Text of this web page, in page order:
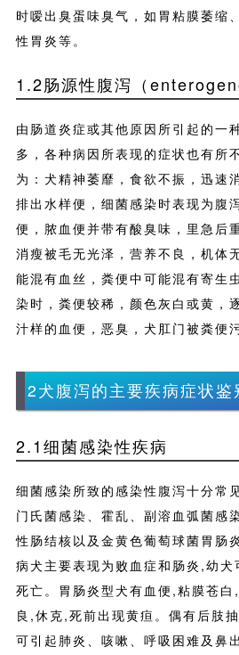
时嗳出臭蛋味臭气，如胃粘膜萎缩
性胃炎等。
1.2肠源性腹泻（
由肠道炎症或其他原因所引起的一
多，各种病因所表现的症状也有所
为：犬精神萎靡，食欲不振，迅速
排出水样便，细菌感染时表现为腹
便，脓血便并带有酸臭味，里急后
消瘦被毛无光泽，营养不良，机体
能混有血丝，粪便中可能混有寄生
染时，粪便较稀，颜色灰白或黄，
汁样的血便，恶臭，犬肛门被粪便
2犬腹泻的主要疾病症状鉴
2.1细菌感染性疾病
细菌感染所致的感染性腹泻十分常
门氏菌感染、霍乱、副溶血弧菌感
性肠结核以及金黄色葡萄球菌胃肠
病犬主要表现为败血症和肠炎,幼
死亡。胃肠炎型犬有血便,粘膜苍
良,休克,死前出现黄疸。偶有后肢
可引起肺炎、咳嗽、呼吸困难及鼻